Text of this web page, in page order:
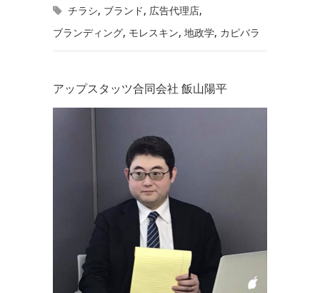
k
n
t
e
e
n
e
チラシ, ブランド, 広告代理店,
ブランディング, モレスキン, 地政学, カピバラ
アップスタッツ合同会社 飯山陽平